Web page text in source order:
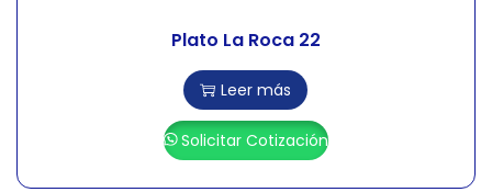
Plato La Roca 22
Leer más
Solicitar Cotización